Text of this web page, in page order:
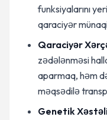
funksiyalarını
qaraciyər
Qaraciyər
zədələnməsi
aparmaq, həm
məqsədilə
Genetik